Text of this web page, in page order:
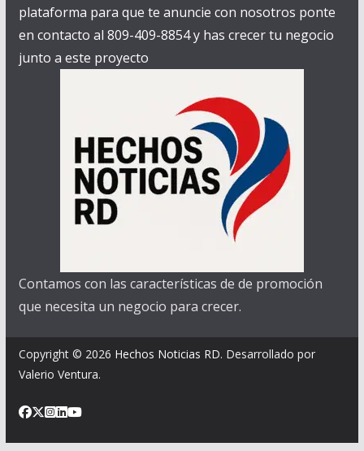
plataforma para que te anuncie con nosotros ponte
en contacto al 809-409-8854 y has crecer tu negocio
junto a este proyecto
Contamos con las características de de promoción
que necesita un negocio para crecer.
Copyright © 2026 Hechos Noticias RD. Desarrollado por
Valerio Ventura.